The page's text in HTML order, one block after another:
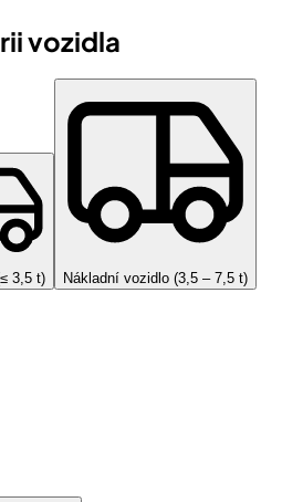
vozidla
3,5 t) Nákladní vozidlo (3,5 – 7,5 t)